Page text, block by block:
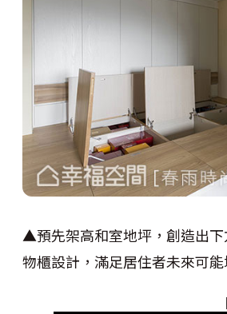
▲預先架高和室地坪，創造出
物櫃設計，滿足居住者未來可能